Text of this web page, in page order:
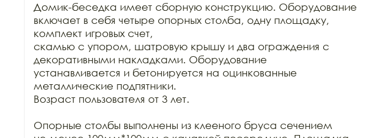
Домик-беседка имеет сборную конструкцию. Оборудование
включает в себя четыре опорных столба, одну площадку,
комплект игровых счет,
скамью с упором, шатровую крышу и два ограждения с
декоративными накладками. Оборудование
устанавливается и бетонируется на оцинкованные
металлические подпятники.
Возраст пользователя от 3 лет.
Опорные столбы выполнены из клееного бруса сечением